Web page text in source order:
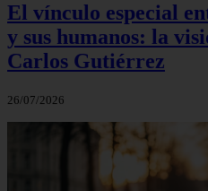
El vínculo especial
y sus humanos: la
Carlos Gutiérrez
26/07/2026